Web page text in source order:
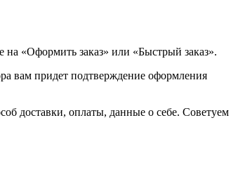
на «Оформить заказ» или «Быстрый заказ».
вам придет подтверждение оформления
доставки, оплаты, данные о себе. Советуем